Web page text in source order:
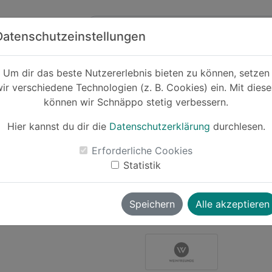
Um dir das beste Nutzererlebnis bieten zu können, setzen
verschiedene Technologien (z. B. Cookies) ein. Mit
können wir Schnäppo stetig verbessern.
Hier kannst du dir die Datenschutzerklärung durchlesen.
Erforderliche Cookies
Statistik
Speichern Alle akzeptieren
Cashback
-11%
Rabatte: